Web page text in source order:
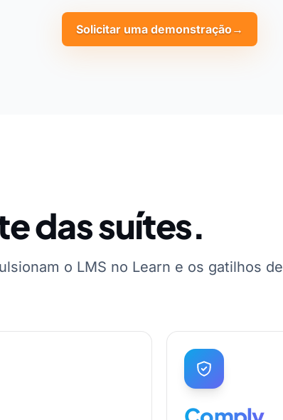
Solicitar uma demonstração→
das suítes.
o LMS no Learn e os gatilhos de